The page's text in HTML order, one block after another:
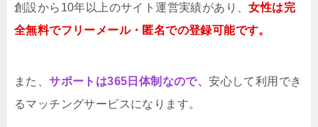
創設から10年以上のサイト運営実績があり、女性は完
全無料でフリーメール・匿名での登録可能です。
また、サポートは365日体制なので、安心して利用でき
るマッチングサービスになります。